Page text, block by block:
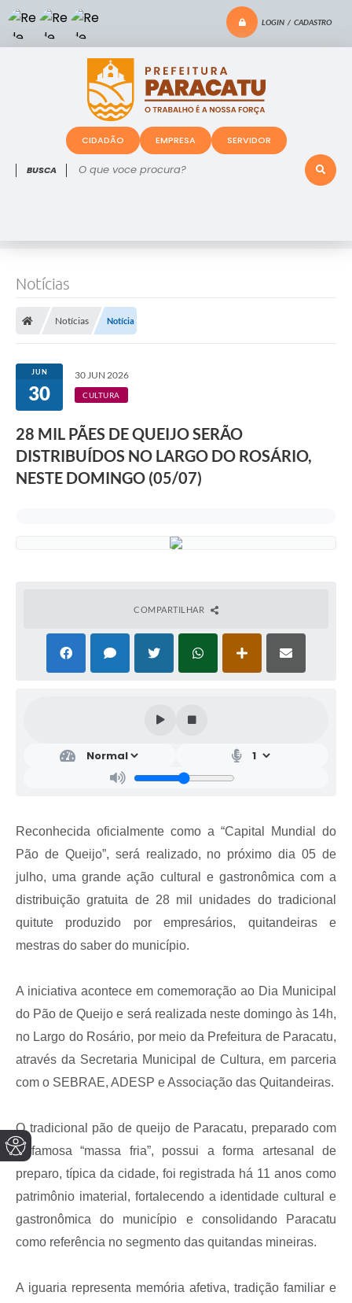
LOGIN / CADASTRO
O que voce procura?
CIDADÃO EMPRESA SERVIDOR
Notícias
Notícias Notícia
JUN
30
30 JUN 2026
CULTURA
28 MIL PÃES DE QUEIJO SERÃO
DISTRIBUÍDOS NO LARGO DO ROSÁRIO,
NESTE DOMINGO (05/07)
COMPARTILHAR
Reconhecida oficialmente como a “Capital Mundial do
Pão de Queijo”, será realizado, no próximo dia 05 de
julho, uma grande ação cultural e gastronômica com a
distribuição gratuita de 28 mil unidades do tradicional
quitute produzido por empresários, quitandeiras e
mestras do saber do município.
A iniciativa acontece em comemoração ao Dia Municipal
do Pão de Queijo e será realizada neste domingo às 14h,
no Largo do Rosário, por meio da Prefeitura de Paracatu,
através da Secretaria Municipal de Cultura, em parceria
com o SEBRAE, ADESP e Associação das Quitandeiras.
O tradicional pão de queijo de Paracatu, preparado com
a famosa “massa fria”, possui a forma artesanal de
preparo, típica da cidade, foi registrada há 11 anos como
patrimônio imaterial, fortalecendo a identidade cultural e
gastronômica do município e consolidando Paracatu
como referência no segmento das quitandas mineiras.
A iguaria representa memória afetiva, tradição familiar e